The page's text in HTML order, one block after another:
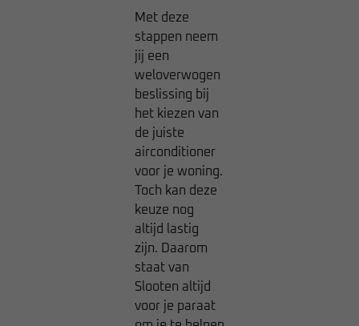
Met deze
stappen neem
jij een
weloverwogen
beslissing bij
het kiezen van
de juiste
airconditioner
voor je woning.
Toch kan deze
keuze nog
altijd lastig
zijn. Daarom
staat van
Slooten altijd
voor je paraat